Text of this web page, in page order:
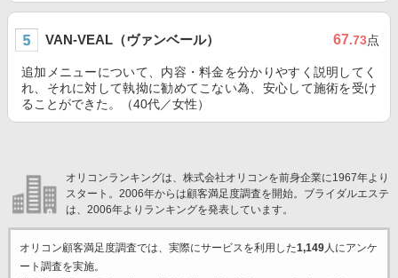
VAN-VEAL（ヴァンベール） 67.73点
追加メニューについて、内容・料金を分かりやすく説明してく
れ、それに対して執拗に勧めてこない為、安心して施術を受け
ることができた。（40代／女性）
オリコンランキングは、株式会社オリコンを前身企業に1967年より
スタート。2006年からは顧客満足度調査を開始。ブライダルエステ
は、2006年よりランキングを発表しています。
オリコン顧客満足度調査では、実際にサービスを利用した1,149人にアンケ
ート調査を実施。